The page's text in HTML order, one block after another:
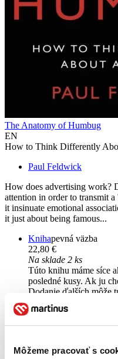
Môžeme pracovať s
The Anatomy of Humbug
EN
How to Think Differently
Paul Feldwick
How does advertising work?
attention in order to transmit
it insinuate emotional
it just about being famous...
Knihapevná väzba
22,80 €
Na sklade 2 ks
Túto knihu máme síce
posledné kusy. Ak ju
Dodanie ďalších môže
Pridať do zoznamu
Vložiť do košíka